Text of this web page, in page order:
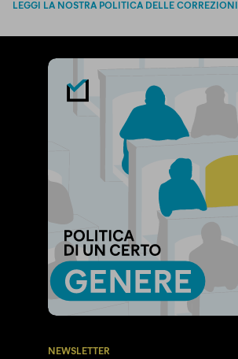
LEGGI LA NOSTRA POLITICA DELLE CORREZIONI
NEWSLETTER